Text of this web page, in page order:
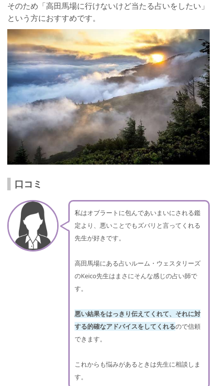
そのため「高田馬場に行けないけど当たる占いをしたい」
という方におすすめです。
口コミ
私はオブラートに包んであいまいにされる鑑
定より、悪いことでもズバリと言ってくれる
先生が好きです。
高田馬場にある占いルーム・ウェスタリーズ
のKeico先生はまさにそんな感じの占い師で
す。
悪い結果をはっきり伝えてくれて、それに対
する的確なアドバイスをしてくれるので信頼
できます。
これからも悩みがあるときは先生に相談しま
す。